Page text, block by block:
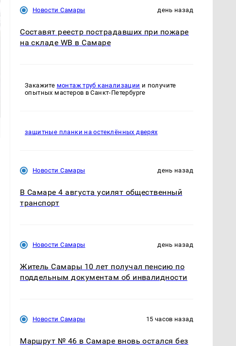
Новости Самары день назад
Составят реестр пострадавших при пожаре
на складе WB в Самаре
Закажите монтаж труб канализации и получите
опытных мастеров в Санкт-Петербурге
защитные планки на остеклённых дверях
Новости Самары день назад
В Самаре 4 августа усилят общественный
транспорт
Новости Самары день назад
Житель Самары 10 лет получал пенсию по
поддельным документам об инвалидности
Новости Самары 15 часов назад
Маршрут № 46 в Самаре вновь остался без